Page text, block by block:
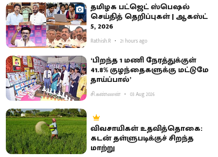
தமிழக பட்ஜெட் ஸ்பெஷல்
செய்தித் தெறிப்புகள் | ஆகஸ்ட்
5, 2026
Rathish.R 21 hours ago
‘பிறந்த 1 மணி நேரத்துக்குள்
41.8% குழந்தைகளுக்கு மட்டுமே
தாய்ப்பால்’
சி.கண்ணன் 03 Aug 2026
விவசாயிகள் உதவித்தொகை:
கடன் தள்ளுபடிக்குச் சிறந்த
மாற்று